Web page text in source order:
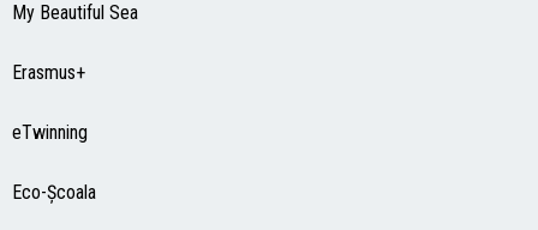
My Beautiful Sea
Erasmus+
eTwinning
Eco-Şcoala